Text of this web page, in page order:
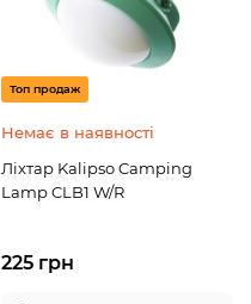
Топ продаж
Немає в наявності
Ліхтар Kalipso Camping
Lamp CLB1 W/R
225 грн